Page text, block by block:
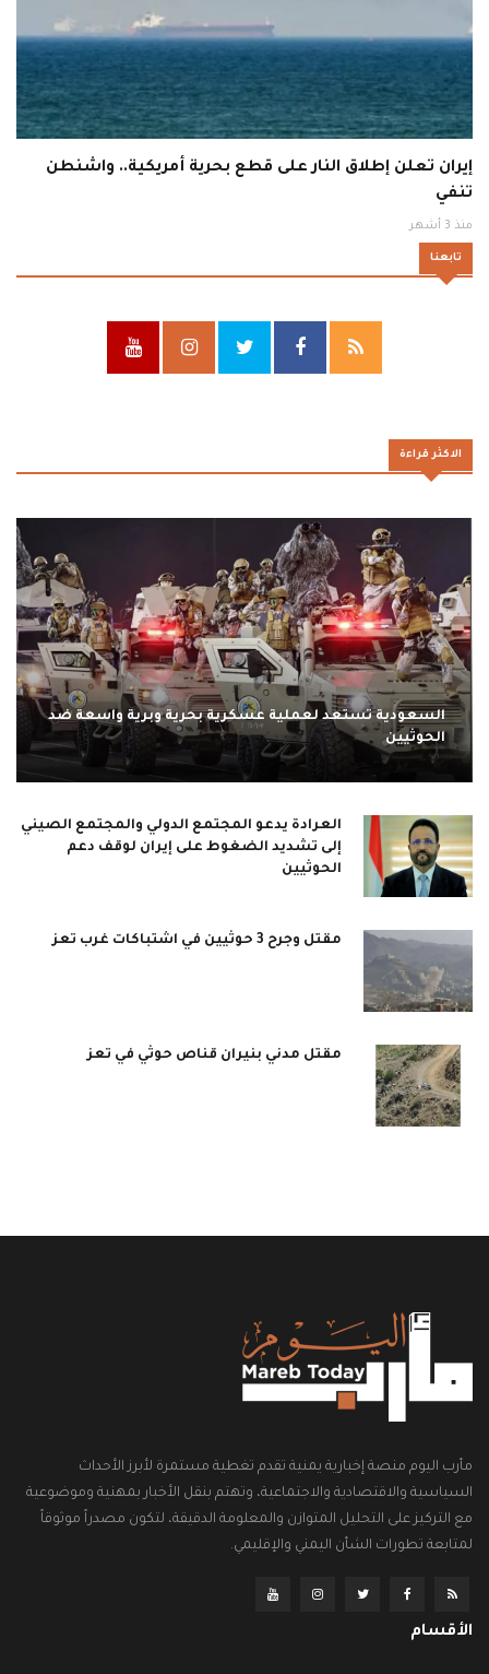
إيران تعلن إطلاق النار على قطع بحرية أمريكية.. واشنطن
تنفي
منذ 3 أشهر
تابعنا
الاكثر قراءة
السعودية تستعد لعملية عسكرية بحرية وبرية واسعة ضد
الحوثيين
العرادة يدعو المجتمع الدولي والمجتمع الصيني
إلى تشديد الضغوط على إيران لوقف دعم
الحوثيين
مقتل وجرح 3 حوثيين في اشتباكات غرب تعز
مقتل مدني بنيران قناص حوثي في تعز
مأرب اليوم منصة إخبارية يمنية تقدم تغطية مستمرة لأبرز الأحداث
السياسية والاقتصادية والاجتماعية، وتهتم بنقل الأخبار بمهنية وموضوعية
مع التركيز على التحليل المتوازن والمعلومة الدقيقة، لتكون مصدراً موثوقاً
لمتابعة تطورات الشأن اليمني والإقليمي.
الأقسام